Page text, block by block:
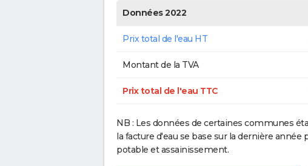
Données 2022
Prix total de l'eau HT
Montant de la TVA
Prix total de l'eau TTC
NB : Les données de certaines communes
la facture d'eau se base sur la dernière
potable et assainissement.